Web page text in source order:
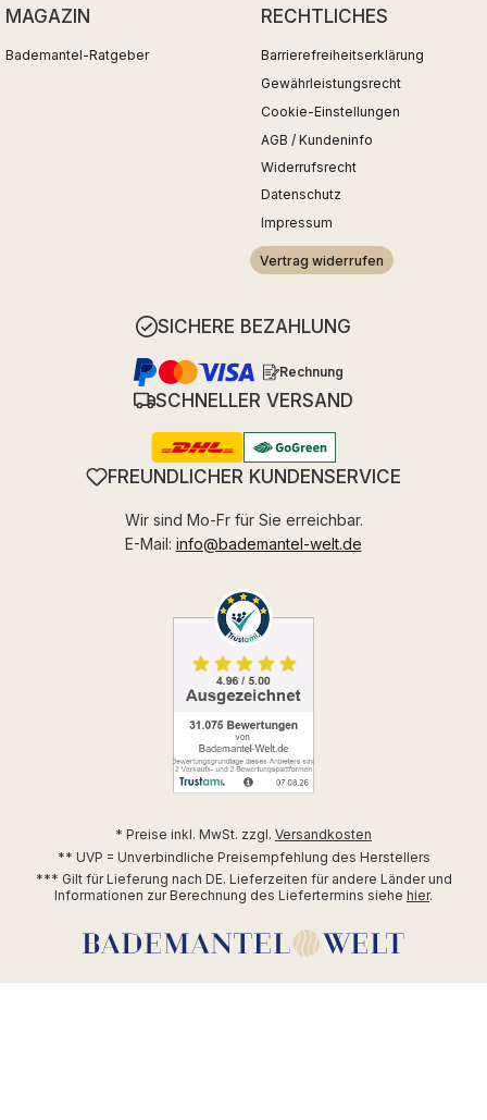
MAGAZIN
Bademantel-Ratgeber
RECHTLICHES
Barrierefreiheitserklärung
Gewährleistungsrecht
Cookie-Einstellungen
AGB / Kundeninfo
Widerrufsrecht
Datenschutz
Impressum
Vertrag widerrufen
SICHERE BEZAHLUNG
Rechnung
SCHNELLER VERSAND
FREUNDLICHER KUNDENSERVICE
Wir sind Mo-Fr für Sie erreichbar.
E-Mail: info@bademantel-welt.de
* Preise inkl. MwSt. zzgl. Versandkosten
** UVP = Unverbindliche Preisempfehlung des Herstellers
*** Gilt für Lieferung nach DE. Lieferzeiten für andere Länder und
Informationen zur Berechnung des Liefertermins siehe hier.